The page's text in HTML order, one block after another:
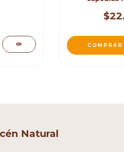
Natural